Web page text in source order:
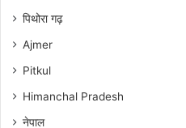
पिथोरा गढ़
Ajmer
Pitkul
Himanchal Pradesh
नेपाल